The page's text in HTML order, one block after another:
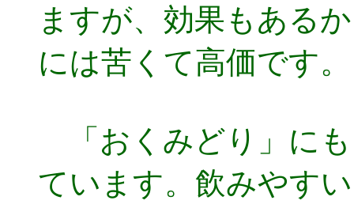
ますが、効果もある
には苦くて高価です。
「おくみどり」に
ています。飲みやす